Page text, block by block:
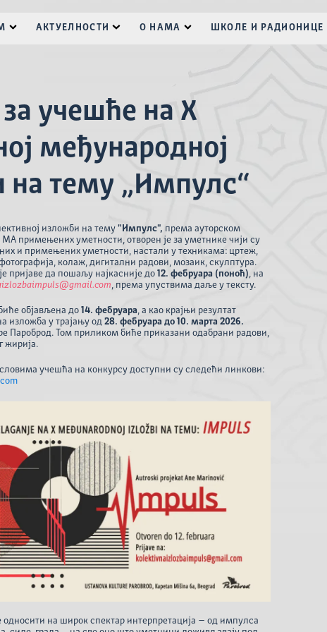
АКТУЕЛНОСТИ О НАМА ШКОЛЕ И РАДИОНИЦЕ
учешће на X
међународној
на тему „Импулс“
изложби на тему "Импулс", према ауторском
МА примењених уметности, отворен је за уметнике чији су
и примењених уметности, настали у техникама: цртеж,
колаж, дигитални радови, мозаик, скулптура.
пријаве да пошаљу најкасније до
12. фебруара (поноћ), на
, према упуствима даље у тексту.
објављена до 14. фебруара, а као крајњи резултат
изложба у трајању од 28. фебруара до 10. марта 2026.
Пароброд. Том приликом биће приказани одабрани радови,
жирија.
учешћа на конкурсу доступни су следећи линкови:
на широк спектар интерпретација – од импулса